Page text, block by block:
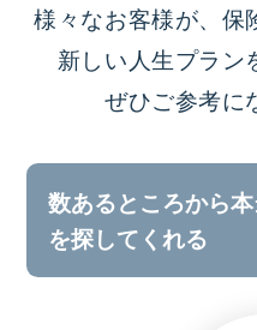
様々なお客様が、保
新しい人生プラン
ぜひご参考に
数あるところから
を探してくれる